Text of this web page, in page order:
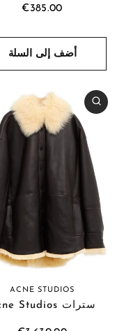
€385.00
أضف إلى السلة
ACNE STUDIOS
سترات Acne Studios